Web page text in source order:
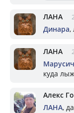
ЛАНА
Динара,
ЛАНА
куда
Алекс
ЛАНА,